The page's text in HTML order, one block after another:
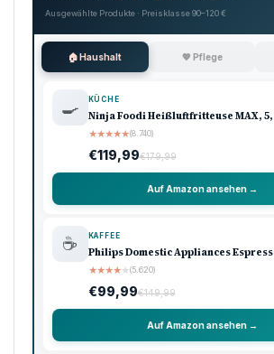
Ausgewählte Produkte · Preisklasse 90–120 €
🏠 Haushalt 💖 Pflege
🍳 KÜCHE
Ninja Foodi Heißluftfritteuse MAX,
★★★★★(8.740)
€119,99€179,99
Auf Amazon ansehen →
☕ KAFFEE
Philips Domestic Appliances
★★★★★(5.620)
€99,99€149,99
Auf Amazon ansehen →